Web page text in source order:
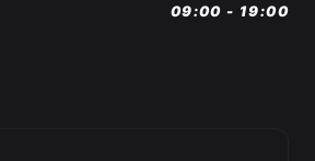
09:00 - 19:00